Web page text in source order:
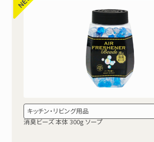
キッチン・リビング用品
消臭ビーズ 本体 300g ソープ